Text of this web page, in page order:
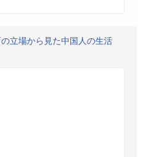
立場から見た中国人の生活